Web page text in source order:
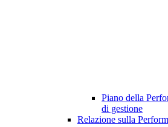
Piano della
di gestione
Relazione sulla